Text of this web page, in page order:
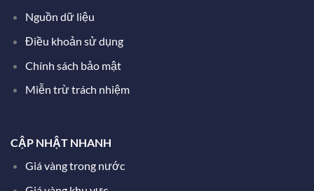
Nguồn dữ liệu
Điều khoản sử dụng
Chính sách bảo mật
Miễn trừ trách nhiệm
CẬP NHẬT NHANH
Giá vàng trong nước